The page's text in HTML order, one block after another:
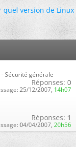
quel version de Linux
Sécurité générale
Réponses: 0
25/12/2007, 14h07
Réponses: 1
04/04/2007, 20h56